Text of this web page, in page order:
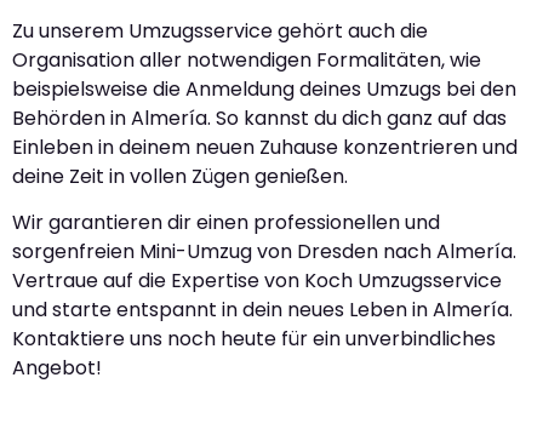
Zu unserem Umzugsservice gehört auch die
Organisation aller notwendigen Formalitäten, wie
beispielsweise die Anmeldung deines Umzugs bei den
Behörden in Almería. So kannst du dich ganz auf das
Einleben in deinem neuen Zuhause konzentrieren und
deine Zeit in vollen Zügen genießen.
Wir garantieren dir einen professionellen und
sorgenfreien Mini-Umzug von Dresden nach Almería.
Vertraue auf die Expertise von Koch Umzugsservice
und starte entspannt in dein neues Leben in Almería.
Kontaktiere uns noch heute für ein unverbindliches
Angebot!